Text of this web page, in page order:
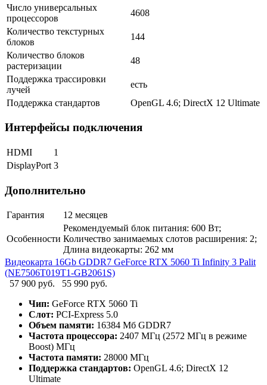
Число универсальных
процессоров
4608
Количество текстурных
блоков
144
Количество блоков
растеризации
48
Поддержка трассировки
лучей
есть
Поддержка стандартов
OpenGL 4.6; DirectX 12 Ultimate
Интерфейсы подключения
HDMI
1
DisplayPort 3
Дополнительно
Гарантия 12 месяцев
Особенности
Рекомендуемый блок питания: 600 Вт;
Количество занимаемых слотов расширения: 2;
Длина видеокарты: 262 мм
Видеокарта 16Gb GDDR7 GeForce RTX 5060 Ti Infinity 3 Palit
(NE7506T019T1-GB2061S)
57 900 руб.
55 990 руб.
Чип: GeForce RTX 5060 Ti
Слот: PCI-Express 5.0
Объем памяти: 16384 Мб GDDR7
Частота процессора: 2407 МГц (2572 МГц в режиме
Boost) МГц
Частота памяти: 28000 МГц
Поддержка стандартов: OpenGL 4.6; DirectX 12
Ultimate